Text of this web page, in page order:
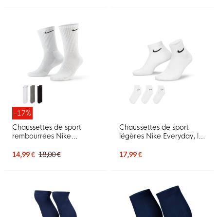
-17%
Chaussettes de sport
rembourrées Nike
gris, noir
14,99 € 18,00 €
Chaussettes de sport
légères Nike Everyday, lot
17,99 €